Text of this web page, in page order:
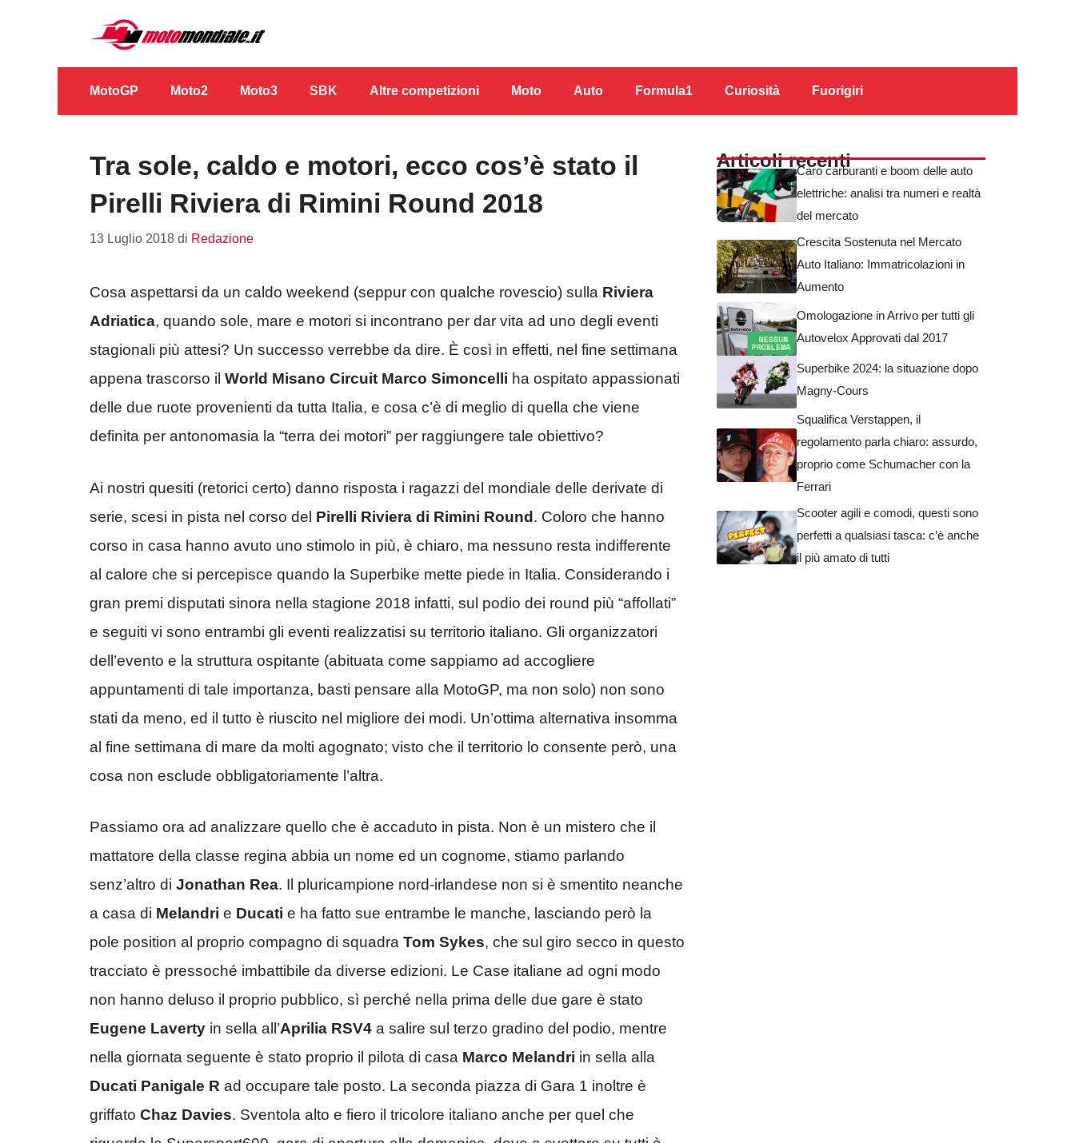
contenuto
MotoGP Moto2 Moto3 SBK Altre competizioni Moto Auto Formula1 Curiosità Fuorigiri
Tra sole, caldo e motori, ecco cos’è stato il
Pirelli Riviera di Rimini Round 2018
13 Luglio 2018 di Redazione
Cosa aspettarsi da un caldo weekend (seppur con qualche rovescio) sulla Riviera
Adriatica, quando sole, mare e motori si incontrano per dar vita ad uno degli eventi
stagionali più attesi? Un successo verrebbe da dire. È così in effetti, nel fine settimana
appena trascorso il World Misano Circuit Marco Simoncelli ha ospitato appassionati
delle due ruote provenienti da tutta Italia, e cosa c’è di meglio di quella che viene
definita per antonomasia la “terra dei motori” per raggiungere tale obiettivo?
Ai nostri quesiti (retorici certo) danno risposta i ragazzi del mondiale delle derivate di
serie, scesi in pista nel corso del Pirelli Riviera di Rimini Round. Coloro che hanno
corso in casa hanno avuto uno stimolo in più, è chiaro, ma nessuno resta indifferente
al calore che si percepisce quando la Superbike mette piede in Italia. Considerando i
gran premi disputati sinora nella stagione 2018 infatti, sul podio dei round più “affollati”
e seguiti vi sono entrambi gli eventi realizzatisi su territorio italiano. Gli organizzatori
dell’evento e la struttura ospitante (abituata come sappiamo ad accogliere
appuntamenti di tale importanza, basti pensare alla MotoGP, ma non solo) non sono
stati da meno, ed il tutto è riuscito nel migliore dei modi. Un’ottima alternativa insomma
al fine settimana di mare da molti agognato; visto che il territorio lo consente però, una
cosa non esclude obbligatoriamente l’altra.
Passiamo ora ad analizzare quello che è accaduto in pista. Non è un mistero che il
mattatore della classe regina abbia un nome ed un cognome, stiamo parlando
senz’altro di Jonathan Rea. Il pluricampione nord-irlandese non si è smentito neanche
a casa di Melandri e Ducati e ha fatto sue entrambe le manche, lasciando però la
pole position al proprio compagno di squadra Tom Sykes, che sul giro secco in questo
tracciato è pressoché imbattibile da diverse edizioni. Le Case italiane ad ogni modo
non hanno deluso il proprio pubblico, sì perché nella prima delle due gare è stato
Eugene Laverty in sella all’Aprilia RSV4 a salire sul terzo gradino del podio, mentre
nella giornata seguente è stato proprio il pilota di casa Marco Melandri in sella alla
Ducati Panigale R ad occupare tale posto. La seconda piazza di Gara 1 inoltre è
griffato Chaz Davies. Sventola alto e fiero il tricolore italiano anche per quel che
Articoli recentiCaro carburanti e boom delle auto
elettriche: analisi tra numeri e realtà
del mercato
Crescita Sostenuta nel Mercato
Auto Italiano: Immatricolazioni in
Aumento
Omologazione in Arrivo per tutti gli
Autovelox Approvati dal 2017
Superbike 2024: la situazione dopo
Magny-Cours
Squalifica Verstappen, il
regolamento parla chiaro: assurdo,
proprio come Schumacher con la
Ferrari
Scooter agili e comodi, questi sono
perfetti a qualsiasi tasca: c’è anche
il più amato di tutti